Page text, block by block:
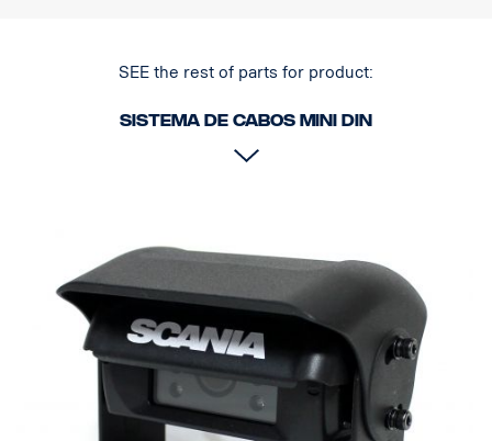
SEE the rest of parts for product:
Sistema de cabos MINI DIN